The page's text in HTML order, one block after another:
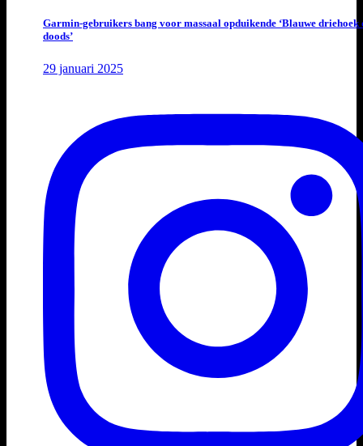
Garmin-gebruikers bang voor massaal opduikende ‘Blauwe driehoek
doods’
29 januari 2025